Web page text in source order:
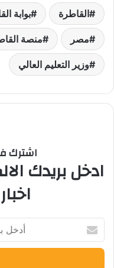
القاطرة بوابة
مصر منصة
وزير التعليم العالي
اشترك
ادخل بريدك
بريدك
الإلكتروني